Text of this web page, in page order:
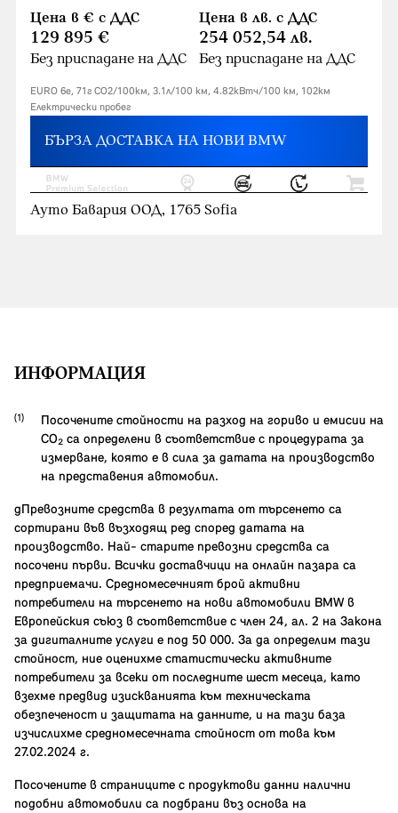
Цена в € с ДДС
129 895 €
Без приспадане на ДДС
Цена в лв. с ДДС
254 052,54 лв.
Без приспадане на ДДС
EURO 6e, 71г CO2/100км, 3.1л/100 км, 4.82кВтч/100 км, 102км
Eлектрически пробег
БЪРЗА ДОСТАВКА НА НОВИ BMW
Ауто Бавария ООД, 1765 Sofia
ИНФОРМАЦИЯ
Посочените стойности на разход на гориво и емисии на
CO₂ са определени в съответствие с процедурата за
измерване, която е в сила за датата на производство
на представения автомобил.
gПревозните средства в резултата от търсенето са
сортирани във възходящ ред според датата на
производство. Най- старите превозни средства са
посочени първи. Всички доставчици на онлайн пазара са
предприемачи. Средномесечният брой активни
потребители на търсенето на нови автомобили BMW в
Европейския съюз в съответствие с член 24, ал. 2 на Закона
за дигиталните услуги е под 50 000. За да определим тази
стойност, ние оценихме статистически активните
потребители за всеки от последните шест месеца, като
взехме предвид изискванията към техническата
обезпеченост и защитата на данните, и на тази база
изчислихме средномесечната стойност от това към
27.02.2024 г.
Посочените в страниците с продуктови данни налични
подобни автомобили са подбрани въз основа на